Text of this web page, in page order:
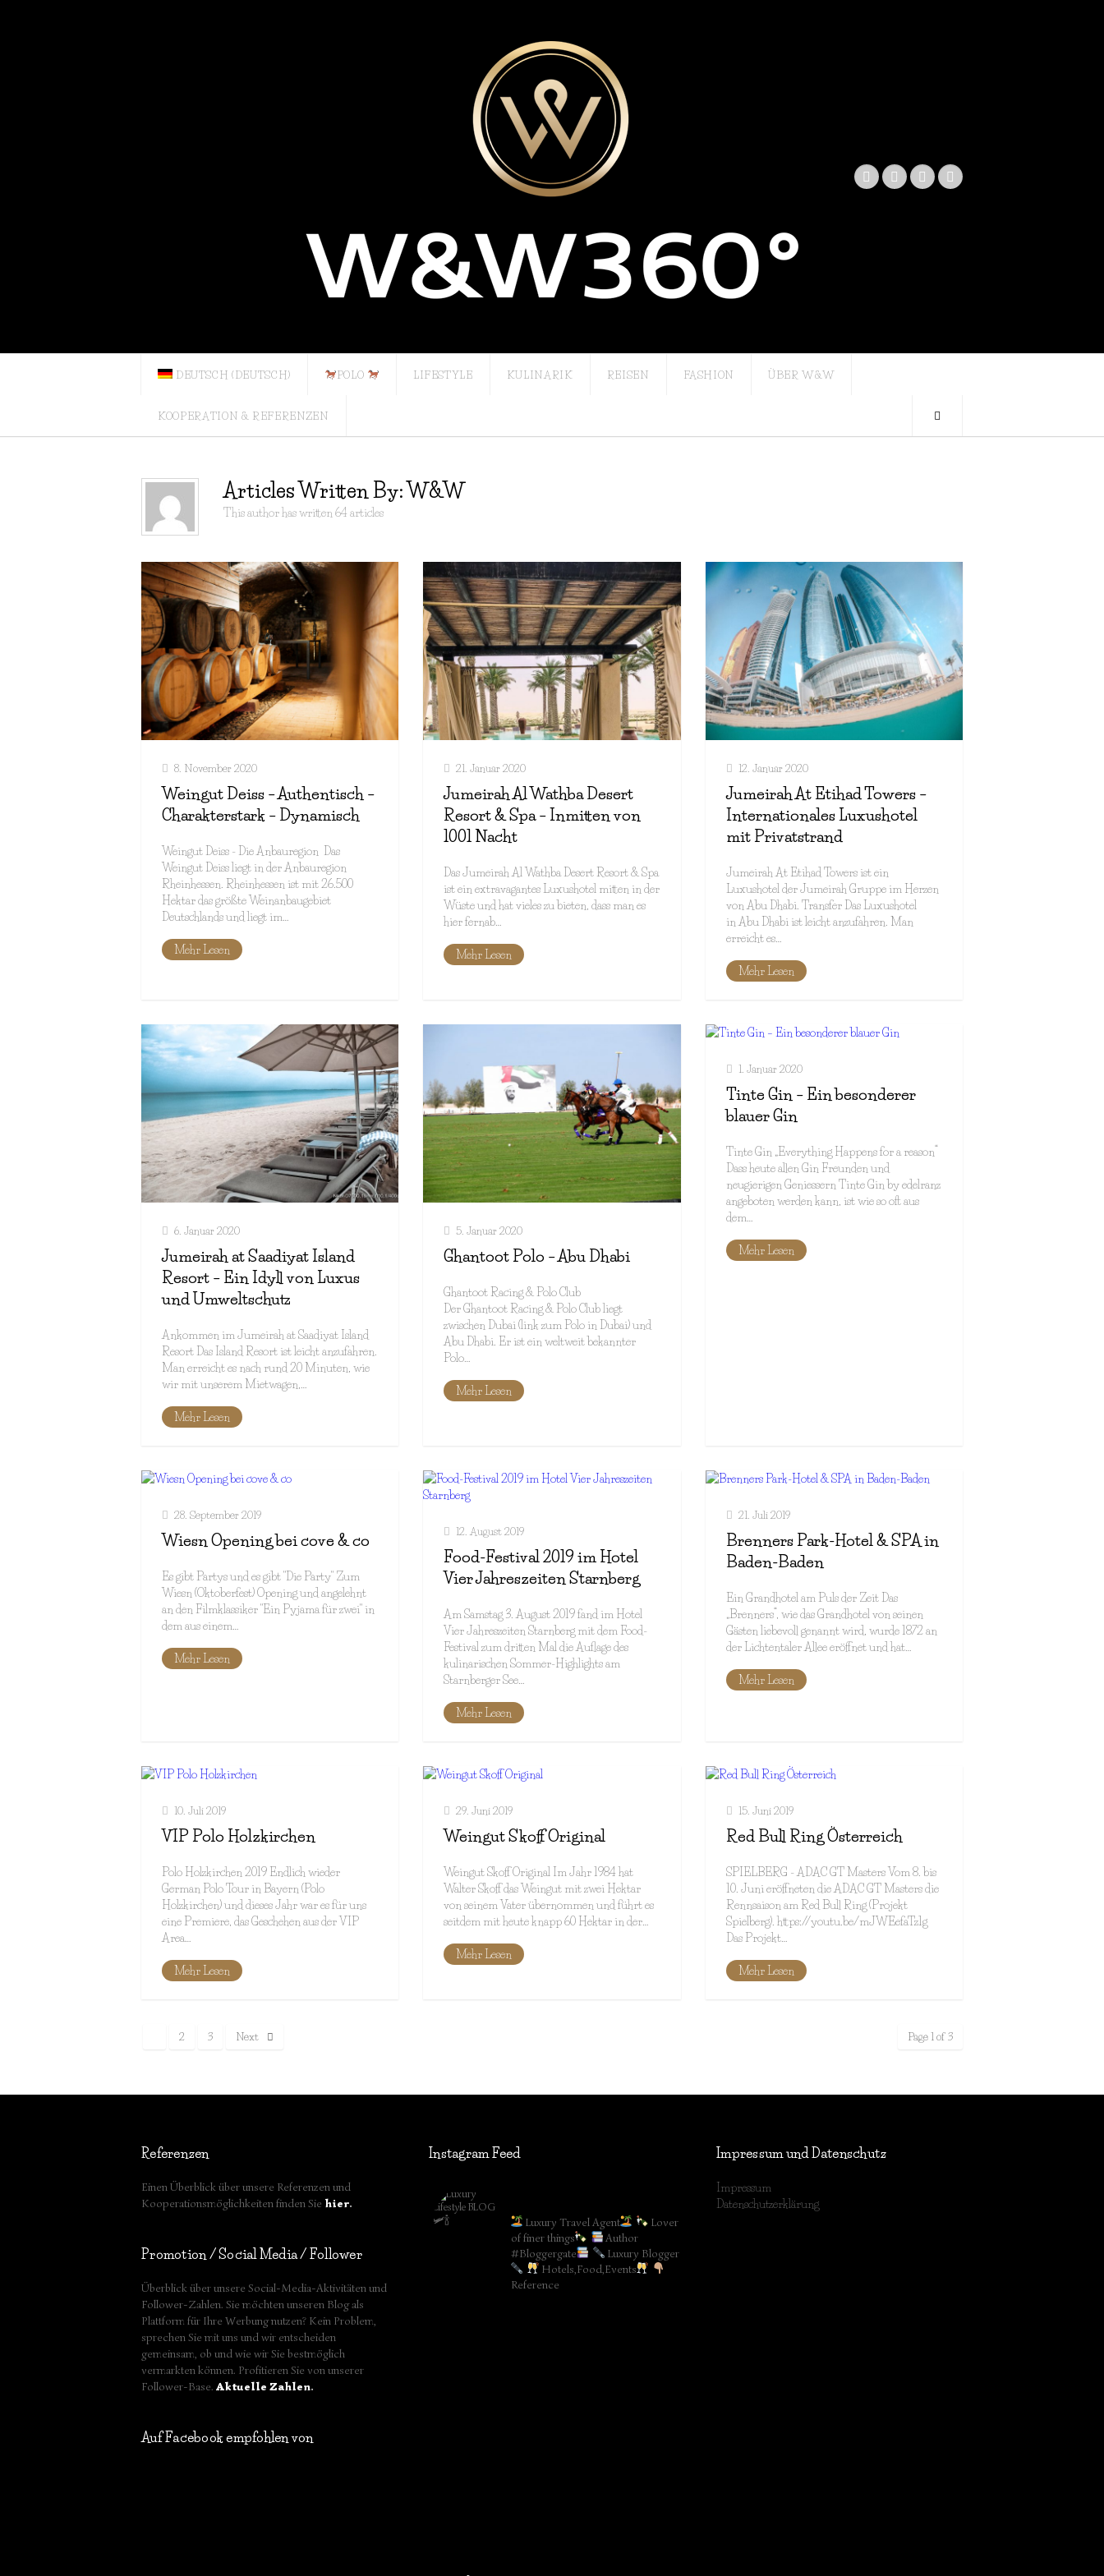
DEUTSCH (DEUTSCH) POLO LIFESTYLE KULINARIK REISEN FASHION ÜBER W&W
KOOPERATION & REFERENZEN
Articles Written By: W&W
This author has written 64 articles
8. November 2020
Weingut Deiss – Authentisch –
Charakterstark – Dynamisch
Weingut Deiss - Die Anbauregion Das
Weingut Deiss liegt in der Anbauregion
Rheinhessen. Rheinhessen ist mit 26.500
Hektar das größte Weinanbaugebiet
Deutschlands und liegt im…
Mehr Lesen
21. Januar 2020
Jumeirah Al Wathba Desert
Resort & Spa – Inmitten von
1001 Nacht
Das Jumeirah Al Wathba Desert Resort & Spa
ist ein extravagantes Luxushotel mitten in der
Wüste und hat vieles zu bieten, dass man es
hier fernab…
Mehr Lesen
12. Januar 2020
Jumeirah At Etihad Towers –
Internationales Luxushotel
mit Privatstrand
Jumeirah At Etihad Towers ist ein
Luxushotel der Jumeirah Gruppe im Herzen
von Abu Dhabi. Transfer Das Luxushotel
in Abu Dhabi ist leicht anzufahren. Man
erreicht es…
Mehr Lesen
6. Januar 2020
Jumeirah at Saadiyat Island
Resort – Ein Idyll von Luxus
und Umweltschutz
Ankommen im Jumeirah at Saadiyat Island
Resort Das Island Resort ist leicht anzufahren.
Man erreicht es nach rund 20 Minuten, wie
wir mit unserem Mietwagen,…
Mehr Lesen
5. Januar 2020
Ghantoot Polo – Abu Dhabi
Ghantoot Racing & Polo Club
Der Ghantoot Racing & Polo Club liegt
zwischen Dubai (link zum Polo in Dubai) und
Abu Dhabi. Er ist ein weltweit bekannter
Polo…
Mehr Lesen
1. Januar 2020
Tinte Gin – Ein besonderer
blauer Gin
Tinte Gin „Everything Happens for a reason“
Dass heute allen Gin Freunden und
neugierigen Geniessern Tinte Gin by edelranz
angeboten werden kann, ist wie so oft aus
dem…
Mehr Lesen
28. September 2019
Wiesn Opening bei cove & co
Es gibt Partys und es gibt "Die Party" Zum
Wiesn (Oktoberfest) Opening und angelehnt
an den Filmklassiker "Ein Pyjama für zwei" in
dem aus einem…
Mehr Lesen
12. August 2019
Food-Festival 2019 im Hotel
Vier Jahreszeiten Starnberg
Am Samstag 3. August 2019 fand im Hotel
Vier Jahreszeiten Starnberg mit dem Food-
Festival zum dritten Mal die Auflage des
kulinarischen Sommer-Highlights am
Starnberger See…
Mehr Lesen
21. Juli 2019
Brenners Park-Hotel & SPA in
Baden-Baden
Ein Grandhotel am Puls der Zeit Das
„Brenners“, wie das Grandhotel von seinen
Gästen liebevoll genannt wird, wurde 1872 an
der Lichtentaler Allee eröffnet und hat…
Mehr Lesen
10. Juli 2019
VIP Polo Holzkirchen
Polo Holzkirchen 2019 Endlich wieder
German Polo Tour in Bayern (Polo
Holzkirchen) und dieses Jahr war es für uns
eine Premiere, das Geschehen aus der VIP
Area…
Mehr Lesen
29. Juni 2019
Weingut Skoff Original
Weingut Skoff Original Im Jahr 1984 hat
Walter Skoff das Weingut mit zwei Hektar
von seinem Vater übernommen und führt es
seitdem mit heute knapp 60 Hektar in der…
Mehr Lesen
15. Juni 2019
Red Bull Ring Österreich
SPIELBERG - ADAC GT Masters Vom 8. bis
10. Juni eröffneten die ADAC GT Masters die
Rennsaison am Red Bull Ring (Projekt
Spielberg). https://youtu.be/mJWEefaTz1g
Das Projekt…
Mehr Lesen
2 3 Next Page 1 of 3
Referenzen
Einen Überblick über unsere Referenzen und
Kooperationsmöglichkeiten finden Sie hier.
Promotion / Social Media / Follower
Überblick über unsere Social-Media-Aktivitäten und
Follower-Zahlen. Sie möchten unseren Blog als
Plattform für Ihre Werbung nutzen? Kein Problem,
sprechen Sie mit uns und wir entscheiden
gemeinsam, ob und wie wir Sie bestmöglich
vermarkten können. Profitieren Sie von unserer
Follower-Base. Aktuelle Zahlen.
Auf Facebook empfohlen von
Instagram Feed
Luxury Travel Agent
Lover
of finer things
Author
#Bloggergate
Luxury Blogger
Hotels,Food,Events
Reference
Impressum und Datenschutz
Impressum
Datenschutzerklärung